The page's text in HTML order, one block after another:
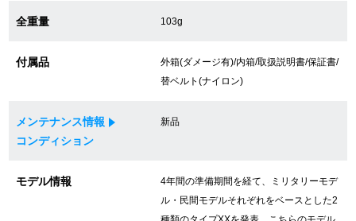
修理・メンテナンスをご希望の方
修理依頼をする
オーバーホールについて
外装仕上げについて
全重量 103g
付属品
外箱(ダメージ有)/内箱/取扱説明書/保証書/
替ベルト(ナイロン)
メンテナンス情報
コンディション
新品
モデル情報
4年間の準備期間を経て、ミリタリーモデ
ル・民間モデルそれぞれをベースとした2